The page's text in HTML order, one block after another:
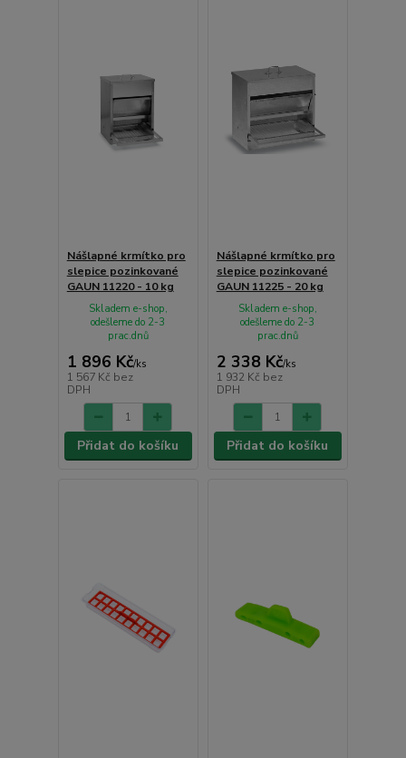
Nášlapné krmítko pro
slepice pozinkované
GAUN 11220 - 10 kg
1 896 Kč/ks
1 567 Kč bez
DPH
Skladem e-shop,
odešleme do 2-3
prac.dnů
Přidat do košíku
Nášlapné krmítko pro
slepice pozinkované
GAUN 11225 - 20 kg
2 338 Kč/ks
1 932 Kč bez
DPH
Skladem e-shop,
odešleme do 2-3
prac.dnů
Přidat do košíku